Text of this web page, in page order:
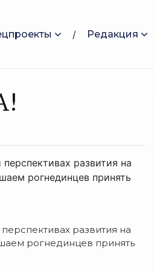
Редакция
развития на
рогнединцев принять
развития на
рогнединцев принять